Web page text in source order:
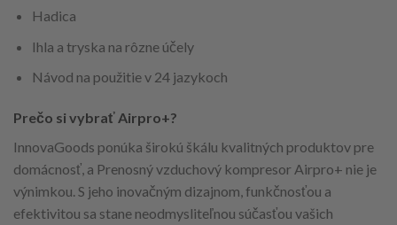
Hadica
Ihla a tryska na rôzne účely
Návod na použitie v 24 jazykoch
Prečo si vybrať Airpro+?
InnovaGoods ponúka širokú škálu kvalitných produktov pre
domácnosť, a Prenosný vzduchový kompresor Airpro+ nie je
výnimkou. S jeho inovačným dizajnom, funkčnosťou a
efektivitou sa stane neodmysliteľnou súčasťou vašich